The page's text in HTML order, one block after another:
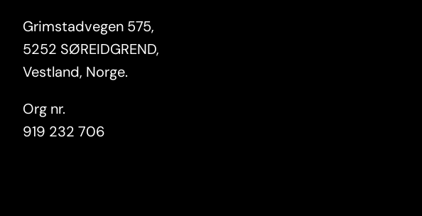
Grimstadvegen 575,
5252 SØREIDGREND,
Vestland, Norge.
Org nr.
919 232 706